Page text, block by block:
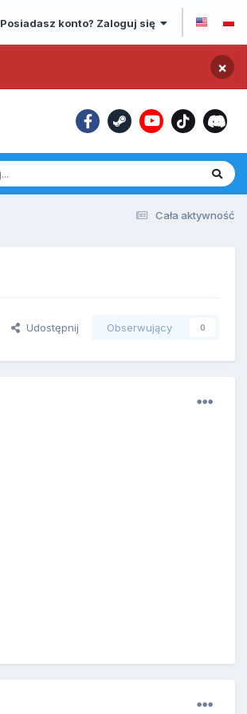
Posiadasz konto? Zaloguj się
×
Cała aktywność
Udostępnij Obserwujący 0